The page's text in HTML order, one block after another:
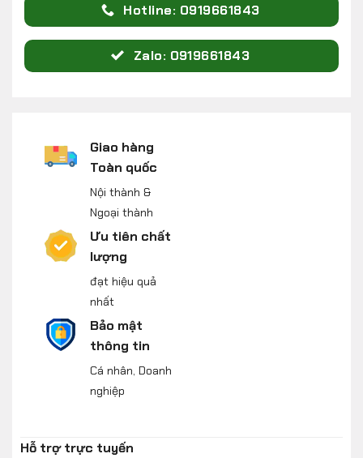
Hotline: 0919661843
Zalo: 0919661843
Giao hàng
Toàn quốc
Nội thành &
Ngoại thành
Ưu tiên chất
lượng
đạt hiệu quả
nhất
Bảo mật
thông tin
Cá nhân, Doanh
nghiệp
Hỗ trợ trực tuyến